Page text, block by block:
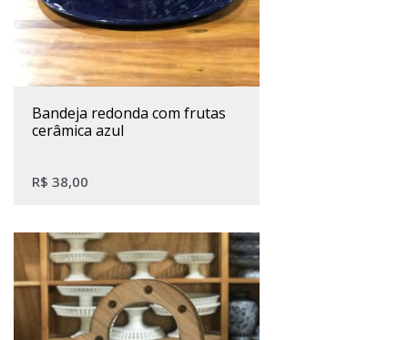
bandeja redonda com frutas
cerâmica azul
R$ 38,00